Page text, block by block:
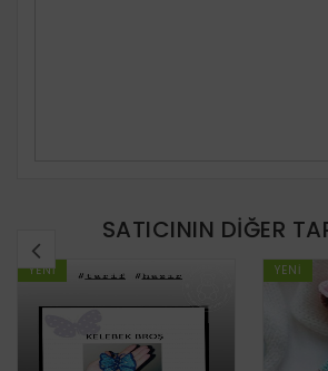
SATICININ DIĞER
YENI YENI